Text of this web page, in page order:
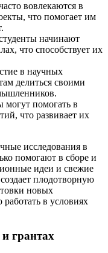
вовлекаются в
что помогает им
начинают
что способствует их
в научных
делиться своими
могут помогать в
что развивает их
исследования в
помогают в сборе и
идеи и свежие
плодотворную
новых
в условиях
грантах